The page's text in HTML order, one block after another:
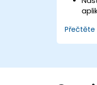
Přečtěte